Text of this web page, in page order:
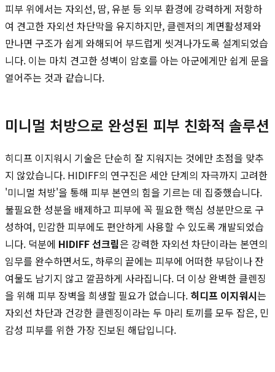
피부 위에서는 자외선, 땀, 유분 등 외부 환경에 강력하게 저항하
여 견고한 자외선 차단막을 유지하지만, 클렌저의 계면활성제와
만나면 구조가 쉽게 와해되어 부드럽게 씻겨나가도록 설계되었습
니다. 이는 마치 견고한 성벽이 암호를 아는 아군에게만 쉽게 문을
열어주는 것과 같습니다.
미니멀 처방으로 완성된 피부 친화적 솔루션
히디프 이지워시 기술은 단순히 잘 지워지는 것에만 초점을 맞추
지 않았습니다. HIDIFF의 연구진은 세안 단계의 자극까지 고려한
'미니멀 처방'을 통해 피부 본연의 힘을 기르는 데 집중했습니다.
불필요한 성분을 배제하고 피부에 꼭 필요한 핵심 성분만으로 구
성하여, 민감한 피부에도 편안하게 사용할 수 있도록 개발되었습
니다. 덕분에 HIDIFF 선크림은 강력한 자외선 차단이라는 본연의
임무를 완수하면서도, 하루의 끝에는 피부에 어떠한 부담이나 잔
여물도 남기지 않고 깔끔하게 사라집니다. 더 이상 완벽한 클렌징
을 위해 피부 장벽을 희생할 필요가 없습니다. 히디프 이지워시는
자외선 차단과 건강한 클렌징이라는 두 마리 토끼를 모두 잡은, 민
감성 피부를 위한 가장 진보된 해답입니다.